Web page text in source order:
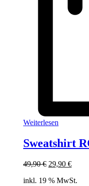
Weiterlesen
Sweatshirt
49,90€
war:
29,90 €
ist:
inkl. 19 % MwSt.